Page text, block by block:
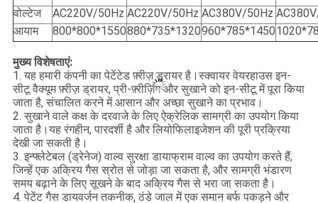
वोल्टेज AC220V/50Hz AC220V/50Hz AC380V/50Hz
आयाम
800*800*1550880*735*1320960*785*1450
मुख्य विशेषताएं:
1. यह हमारी कंपनी का पेटेंटेड फ़्रीज़ ड्रायर है।स्क्वायर वेयरहाउस इन-
सीटू वैक्यूम फ़्रीज़ ड्रायर, प्री-फ़्रीज़िंग और सुखाने को इन-सीटू में पूरा किया
जाता है, संचालित करने में आसान और अच्छा सुखाने का प्रभाव।
2. सुखाने वाले कक्ष के दरवाजे के लिए ऐक्रेलिक सामग्री का उपयोग किया
जाता है।यह रंगहीन, पारदर्शी है और लियोफिलाइजेशन की पूरी प्रक्रिया
देखी जा सकती है।
3. इन्फ्लेटेबल (ड्रेनेज) वाल्व सुरक्षा डायाफ्राम वाल्व का उपयोग करते हैं,
जिन्हें एक अक्रिय गैस स्रोत से जोड़ा जा सकता है, और सामग्री भंडारण
समय बढ़ाने के लिए सूखने के बाद अक्रिय गैस से भरा जा सकता है।
4. पेटेंट गैस डायवर्जन तकनीक, ठंडे जाल में एक समान बर्फ पकड़ने और